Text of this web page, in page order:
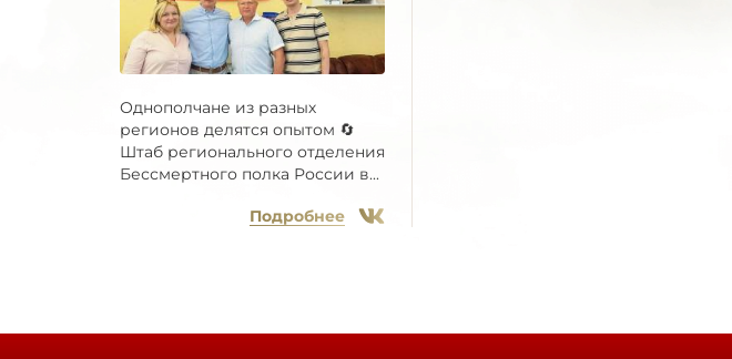
Однополчане из разных
регионов делятся опытом 🔄
Штаб регионального отделения
Бессмертного полка России в...
Подробнее